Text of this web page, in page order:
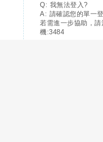
Q: 我無法登入?
A: 請確認您的單一
若需進一步協助，
機:3484